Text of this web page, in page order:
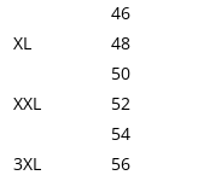
46
XL
48
50
XXL
52
54
3XL
56